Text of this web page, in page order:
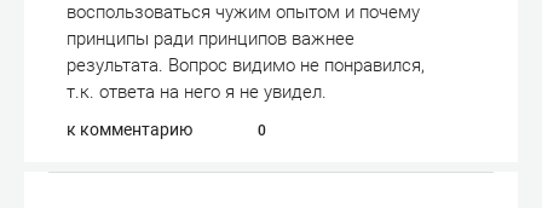
воспользоваться чужим опытом и почему
принципы ради принципов важнее
результата. Вопрос видимо не понравился,
т.к. ответа на него я не увидел.
к комментарию 0